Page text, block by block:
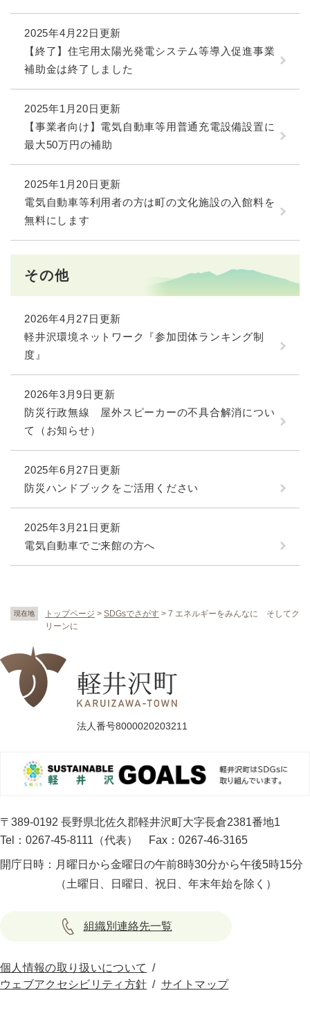
現在地 トップページ > SDGsでさがす > 7 エネルギーをみんなに そしてク
リーンに
2025年4月22日更新
【終了】住宅用太陽光発電システム等導入促進事業
補助金は終了しました
2025年1月20日更新
【事業者向け】電気自動車等用普通充電設備設置に
最大50万円の補助
2025年1月20日更新
電気自動車等利用者の方は町の文化施設の入館料を
無料にします
その他
2026年4月27日更新
軽井沢環境ネットワーク『参加団体ランキング制
度』
2026年3月9日更新
防災行政無線 屋外スピーカーの不具合解消につい
て（お知らせ）
2025年6月27日更新
防災ハンドブックをご活用ください
2025年3月21日更新
電気自動車でご来館の方へ
法人番号8000020203211
〒389-0192 長野県北佐久郡軽井沢町大字長倉2381番地1
Tel：0267-45-8111（代表）
Fax：0267-46-3165
開庁日時： 月曜日から金曜日の午前8時30分から午後5時15分
（土曜日、日曜日、祝日、年末年始を除く）
組織別連絡先一覧
個人情報の取り扱いについて
ウェブアクセシビリティ方針
サイトマップ